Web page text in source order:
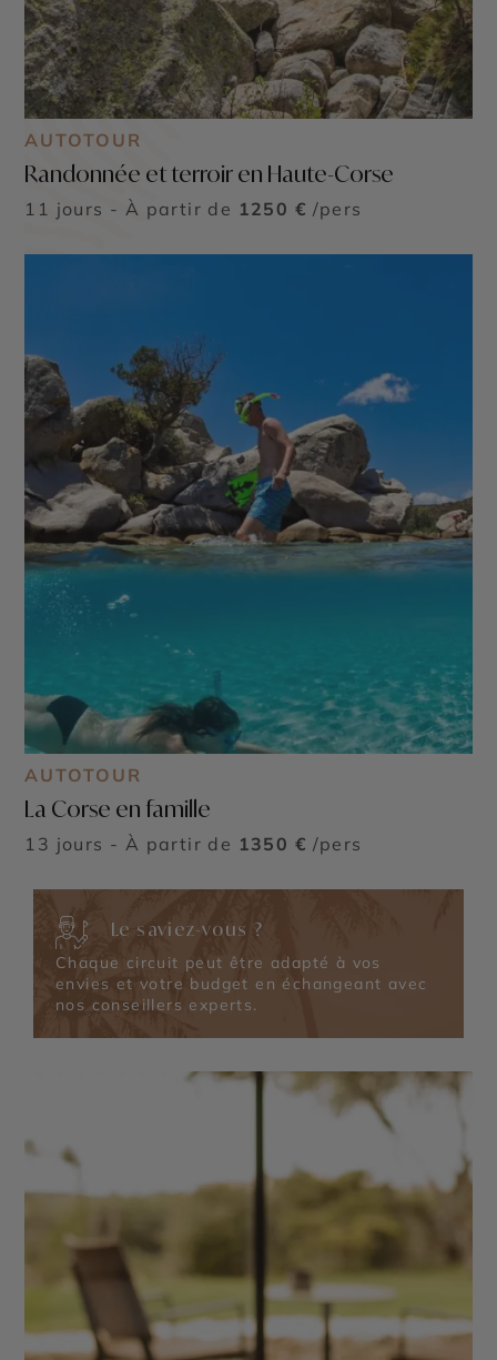
AUTOTOUR
Randonnée et terroir en Haute-Corse
11 jours - À partir de 1250 € /pers
AUTOTOUR
La Corse en famille
13 jours - À partir de 1350 € /pers
Le saviez-vous ?
Chaque circuit peut être adapté à vos
envies et votre budget en échangeant avec
nos conseillers experts.